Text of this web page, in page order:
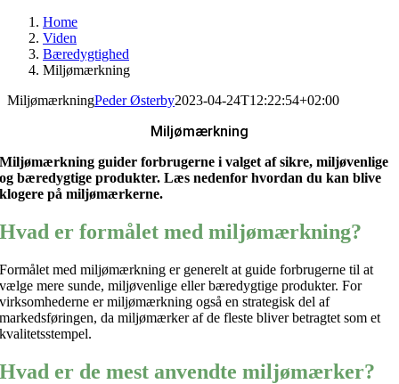
Home
Viden
Bæredygtighed
Miljømærkning
MiljømærkningPeder Østerby2023-04-24T12:22:54+02:00
Miljømærkning
Miljømærkning guider forbrugerne i valget af sikre, miljøvenlige
og bæredygtige produkter. Læs nedenfor hvordan du kan blive
klogere på miljømærkerne.
Hvad er formålet med miljømærkning?
Formålet med miljømærkning er generelt at guide forbrugerne til at
vælge mere sunde, miljøvenlige eller bæredygtige produkter. For
virksomhederne er miljømærkning også en strategisk del af
markedsføringen, da miljømærker af de fleste bliver betragtet som et
kvalitetsstempel.
Hvad er de mest anvendte miljømærker?